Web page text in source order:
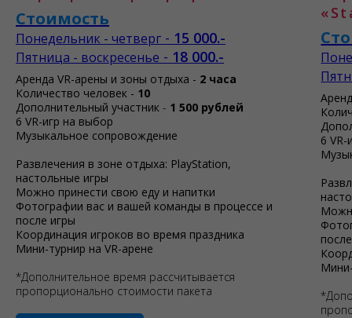
Стоимость
Понедельник - четверг - 15 000.-
Пятница - воскресенье - 18 000.-
Аренда VR-арены и зоны отдыха - 2 часа
Количество человек - 10
Дополнительный участник - 1 500 рублей
6 VR-игр на выбор
Музыкальное сопровождение
Развлечения в зоне отдыха: PlayStation,
настольные игры
Можно принести свою еду и напитки
Фотографии вас и вашей команды в процессе и
после игры
Координация игроков во время праздника
Мини-турнир на VR-арене
*Дополнительное время рассчитывается
пропорционально стоимости пакета
6